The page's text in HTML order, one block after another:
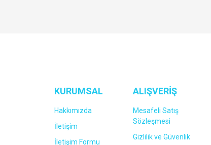
KURUMSAL
Hakkımızda
İletişim
İletişim Formu
ALIŞVERİŞ
Mesafeli Satış
Sözleşmesi
Gizlilik ve Güvenlik